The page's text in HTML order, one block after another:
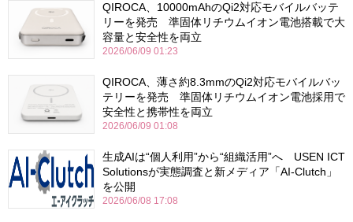
QIROCA、10000mAhのQi2対応モバイルバッテ
リーを発売 準固体リチウムイオン電池搭載で大
容量と安全性を両立
2026/06/09 01:23
QIROCA、薄さ約8.3mmのQi2対応モバイルバッ
テリーを発売 準固体リチウムイオン電池採用で
安全性と携帯性を両立
2026/06/09 01:08
生成AIは“個人利用”から“組織活用”へ USEN ICT
Solutionsが実態調査と新メディア「AI-Clutch」
を公開
2026/06/08 17:08